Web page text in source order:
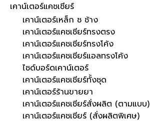
เคาน์เตอร์แคชเชียร์
เคาน์เตอร์เหล็ก ช ช้าง
เคาน์เตอร์แคชเชียร์ทรงตรง
เคาน์เตอร์แคชเชียร์ทรงโค้ง
เคาน์เตอร์แคชเชียร์แอลทรงโค้ง
ไซด์บอร์ดเคาน์เตอร์
เคาน์เตอร์แคชเชียร์ทั้งชุด
เคาน์เตอร์ร้านขายยา
เคาน์เตอร์แคชเชียร์สั่งผลิต (ตามแบบ)
เคาน์เตอร์แคชเชียร์ (สั่งผลิตพิเศษ)